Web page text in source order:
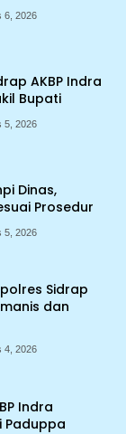
6, 2026
AKBP Indra
Bupati
5, 2026
Dinas,
Prosedur
5, 2026
Sidrap
dan
4, 2026
Indra
Paduppa